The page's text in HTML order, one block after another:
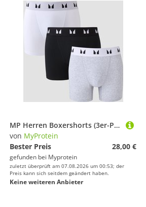
MP Herren Boxershorts (3er-Packung) – Schwarz/Weiß/Grau - XS
von MyProtein
Bester Preis
28,00 €
gefunden bei Myprotein
zuletzt überprüft am 07.08.2026 um 00:53; der
Preis kann sich seitdem geändert haben.
Keine weiteren Anbieter